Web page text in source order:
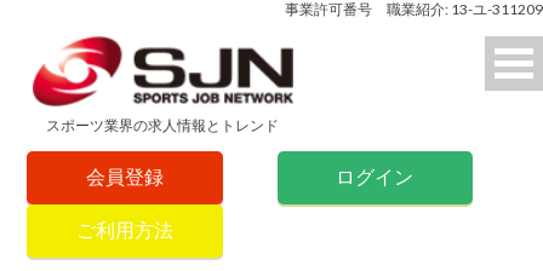
事業許可番号 職業紹介: 13-ユ-311209
スポーツ業界の求人情報とトレンド
会員登録 ログイン
ご利用方法